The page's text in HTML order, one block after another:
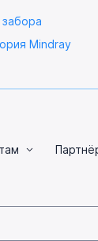
Mindray